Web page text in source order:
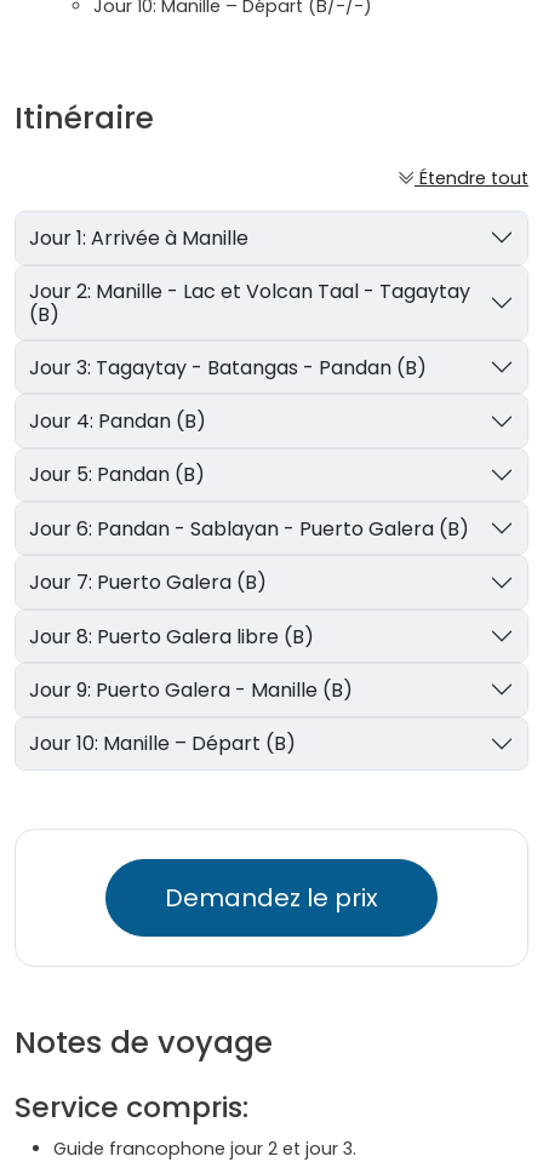
Jour 10: Manille – Départ (B/-/-)
Itinéraire
Étendre tout
Jour 1: Arrivée à Manille
Jour 2: Manille - Lac et Volcan Taal - Tagaytay
(B)
Jour 3: Tagaytay - Batangas - Pandan (B)
Jour 4: Pandan (B)
Jour 5: Pandan (B)
Jour 6: Pandan - Sablayan - Puerto Galera (B)
Jour 7: Puerto Galera (B)
Jour 8: Puerto Galera libre (B)
Jour 9: Puerto Galera - Manille (B)
Jour 10: Manille – Départ (B)
Demandez le prix
Notes de voyage
Service compris:
Guide francophone jour 2 et jour 3.